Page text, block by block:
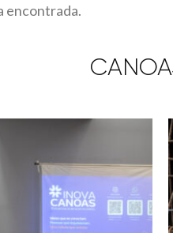
encontrada.